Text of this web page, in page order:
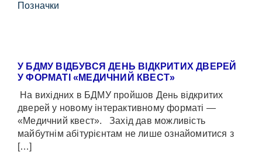
Позначки
У БДМУ ВІДБУВСЯ ДЕНЬ ВІДКРИТИХ ДВЕРЕЙ
У ФОРМАТІ «МЕДИЧНИЙ КВЕСТ»
На вихідних в БДМУ пройшов День відкритих
дверей у новому інтерактивному форматі —
«Медичний квест». Захід дав можливість
майбутнім абітурієнтам не лише ознайомитися з
[…]